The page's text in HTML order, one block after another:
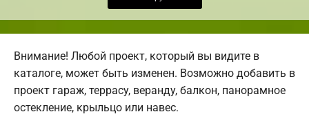
Внимание! Любой проект, который вы видите в
каталоге, может быть изменен. Возможно добавить в
проект гараж, террасу, веранду, балкон, панорамное
остекление, крыльцо или навес.